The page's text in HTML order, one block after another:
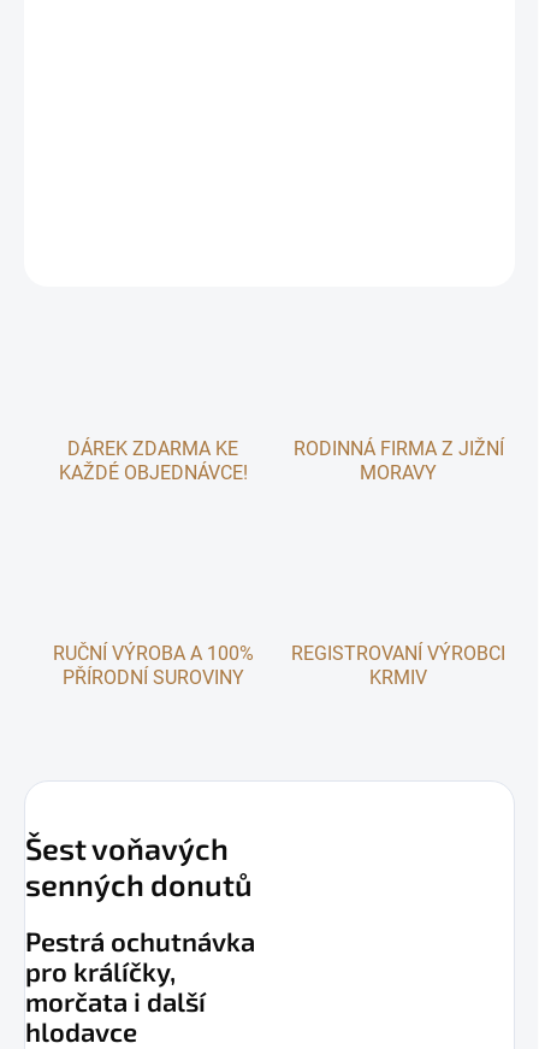
DÁREK ZDARMA KE
KAŽDÉ OBJEDNÁVCE!
RODINNÁ FIRMA Z JIŽNÍ
MORAVY
RUČNÍ VÝROBA A 100%
PŘÍRODNÍ SUROVINY
REGISTROVANÍ VÝROBCI
KRMIV
Šest voňavých
senných donutů
Pestrá ochutnávka
pro králíčky,
morčata i další
hlodavce